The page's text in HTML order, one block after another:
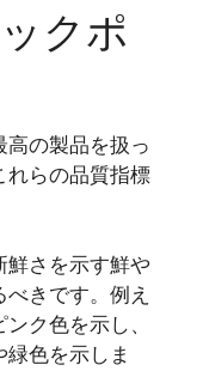
クポ
の製品を扱っ
れらの品質指標
鮮さを示す鮮や
きです。例え
ク色を示し、
色を示しま